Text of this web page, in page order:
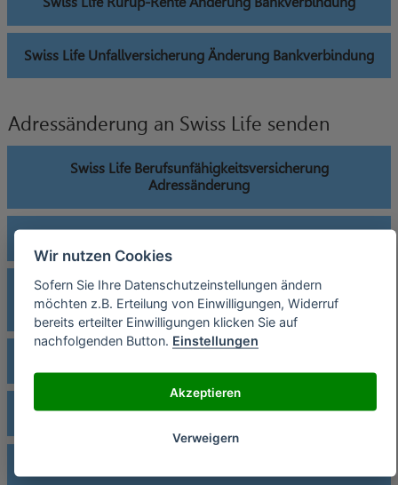
Swiss Life Unfallversicherung Änderung Bankverbindung
Adressänderung an Swiss Life senden
Swiss Life Berufsunfähigkeitsversicherung
Adressänderung
Swiss Life fondsgebundene Rentenversicherung
Adressänderung
Swiss Life Hausratversicherung Adressänderung
Wir nutzen Cookies
Sofern Sie Ihre Datenschutzeinstellungen ändern
möchten z.B. Erteilung von Einwilligungen, Widerruf
bereits erteilter Einwilligungen klicken Sie auf
nachfolgenden Button. Einstellungen
Akzeptieren
Verweigern